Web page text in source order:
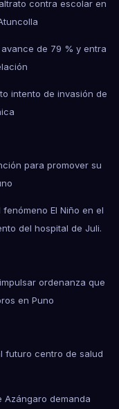
contra escolar en
de 79 % y entra
intento de invasión de
para promover su
El Niño en el
del hospital de Juli.
ordenanza que
en Puno
futuro centro de salud
Azángaro demanda